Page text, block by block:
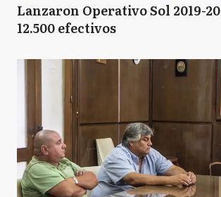
Lanzaron Operativo Sol 2019-
12.500 efectivos